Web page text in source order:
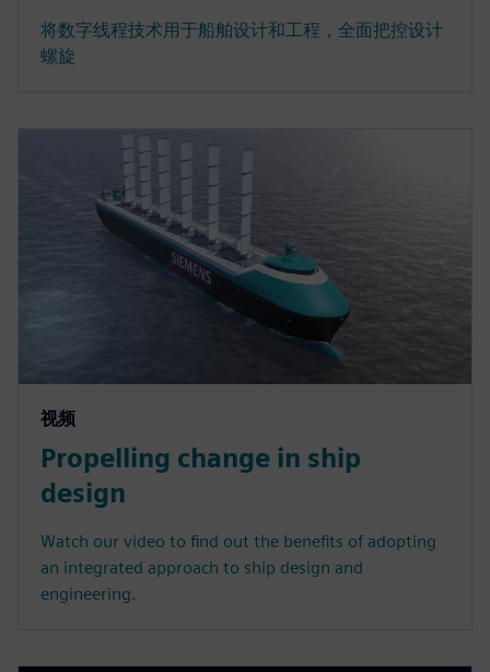
将数字线程技术用于船舶设计和工程，全面把控设计
螺旋
视频
Propelling change in ship
design
Watch our video to find out the benefits of adopting
an integrated approach to ship design and
engineering.